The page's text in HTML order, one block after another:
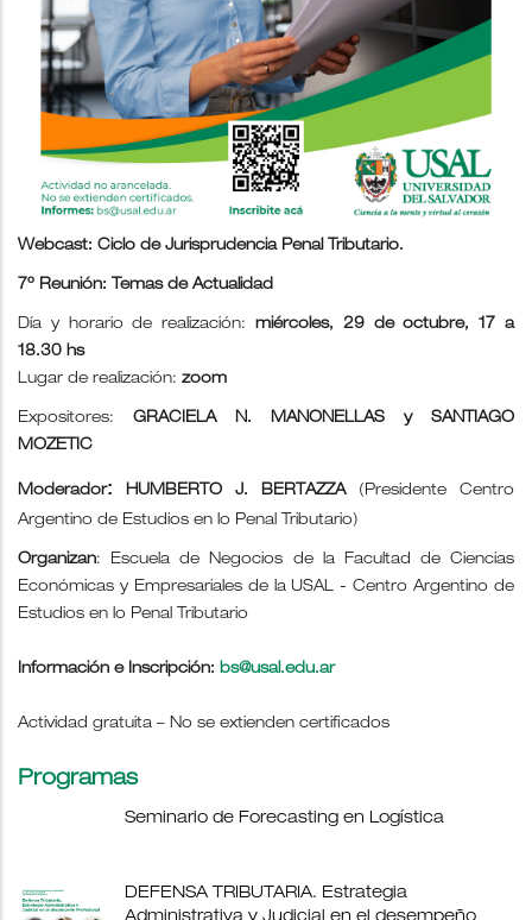
Webcast: Ciclo de Jurisprudencia Penal Tributario.
7º Reunión: Temas de Actualidad
Día y horario de realización: miércoles, 29 de octubre, 17 a
18.30 hs
Lugar de realización: zoom
Expositores: GRACIELA N. MANONELLAS y SANTIAGO
MOZETIC
Moderador: HUMBERTO J. BERTAZZA (Presidente Centro
Argentino de Estudios en lo Penal Tributario)
Organizan: Escuela de Negocios de la Facultad de Ciencias
Económicas y Empresariales de la USAL - Centro Argentino de
Estudios en lo Penal Tributario
Información e Inscripción: bs@usal.edu.ar
Actividad gratuita – No se extienden certificados
Programas
Seminario de Forecasting en Logística
DEFENSA TRIBUTARIA. Estrategia